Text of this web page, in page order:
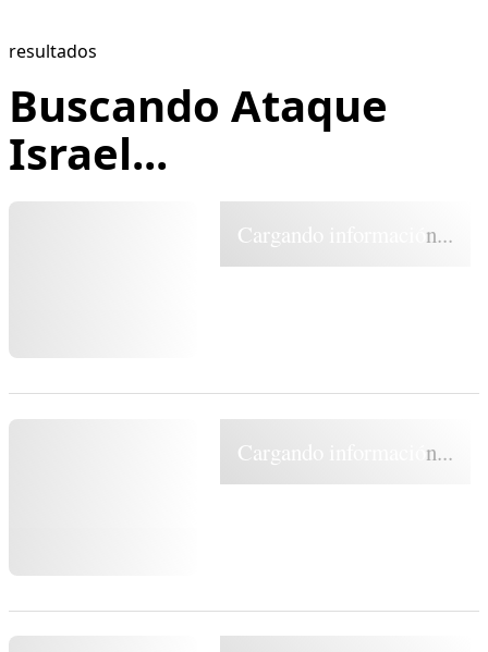
resultados
Buscando Ataque
Israel...
Cargando información...
Cargando información...